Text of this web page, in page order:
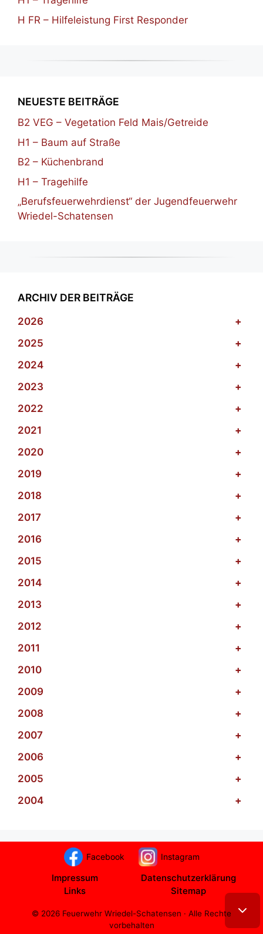
H FR – Hilfeleistung First Responder
NEUESTE BEITRÄGE
B2 VEG – Vegetation Feld Mais/Getreide
H1 – Baum auf Straße
B2 – Küchenbrand
H1 – Tragehilfe
„Berufsfeuerwehrdienst“ der Jugendfeuerwehr
Wriedel-Schatensen
ARCHIV DER BEITRÄGE
2026
+
2025
+
2024
+
2023
+
2022
+
2021
+
2020
+
2019
+
2018
+
2017
+
2016
+
2015
+
2014
+
2013
+
2012
+
2011
+
2010
+
2009
+
2008
+
2007
+
2006
+
2005
+
2004
+
Facebook Instagram
Impressum
Datenschutzerklärung
Links
Sitemap
© 2026 Feuerwehr Wriedel-Schatensen · Alle Rechte
vorbehalten